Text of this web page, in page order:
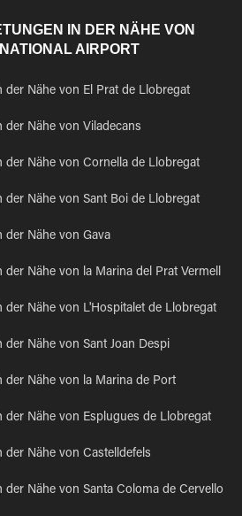
IN DER NÄHE VON
AIRPORT
der Nähe von El Prat de Llobregat
Nähe von Viladecans
der Nähe von Cornella de Llobregat
der Nähe von Sant Boi de Llobregat
der Nähe von Gava
Nähe von la Marina del Prat Vermell
der Nähe von L'Hospitalet de Llobregat
Nähe von Sant Joan Despi
der Nähe von la Marina de Port
der Nähe von Esplugues de Llobregat
Nähe von Castelldefels
Nähe von Santa Coloma de Cervello